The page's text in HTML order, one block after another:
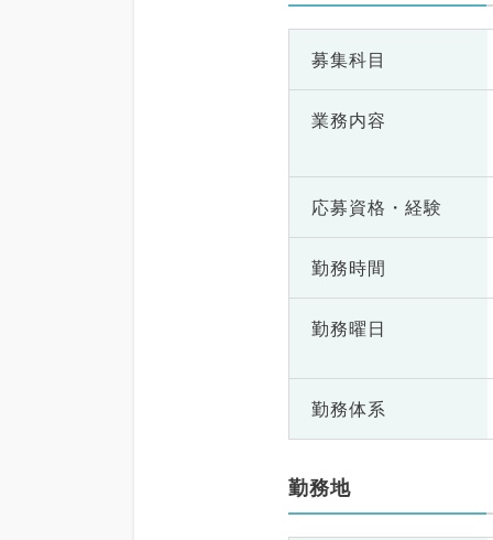
募集科目
業務内容
応募資格・ 経験
勤務時間
勤務曜日
勤務体系
勤務地